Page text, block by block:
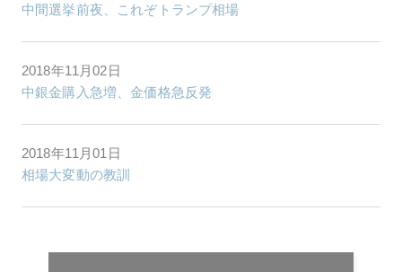
中間選挙前夜、これぞトランプ相場
2018年11月02日
中銀金購入急増、金価格急反発
2018年11月01日
相場大変動の教訓